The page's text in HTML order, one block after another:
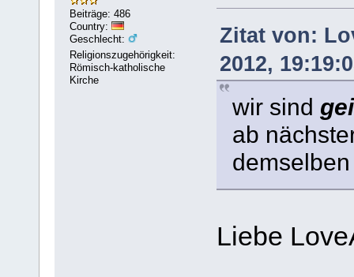
Beiträge: 486
Country:
Geschlecht:
Religionszugehörigkeit:
Römisch-katholische
Kirche
Zitat von:
2012,
wir sind
ab
Liebe